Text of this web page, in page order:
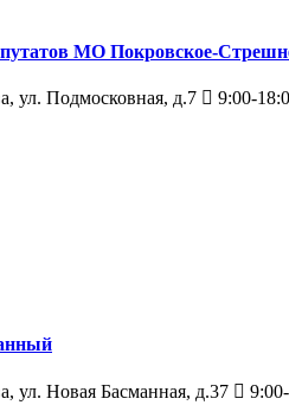
МО Покровское-
ул. Подмосковная, д.7 9:00-
ул. Новая Басманная, д.37